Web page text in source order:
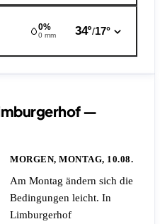
0%
0 mm 34°/17°
—
MORGEN, MONTAG, 10.08.
Am Montag ändern sich die
Bedingungen leicht. In
Limburgerhof